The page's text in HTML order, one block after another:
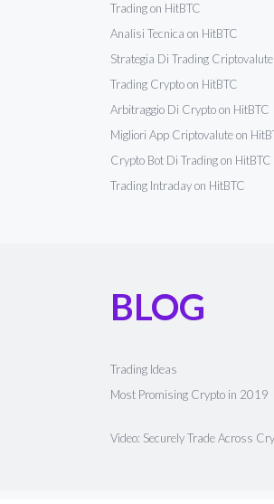
Trading on HitBTC
Analisi Tecnica on HitBTC
Strategia Di Trading
Trading Crypto on HitBTC
Arbitraggio Di Crypto on HitBTC
Migliori App Criptovalute on
Crypto Bot Di Trading on HitBTC
Trading Intraday on HitBTC
BLOG
Trading Ideas
Most Promising Crypto in 2019
Video: Securely Trade Across